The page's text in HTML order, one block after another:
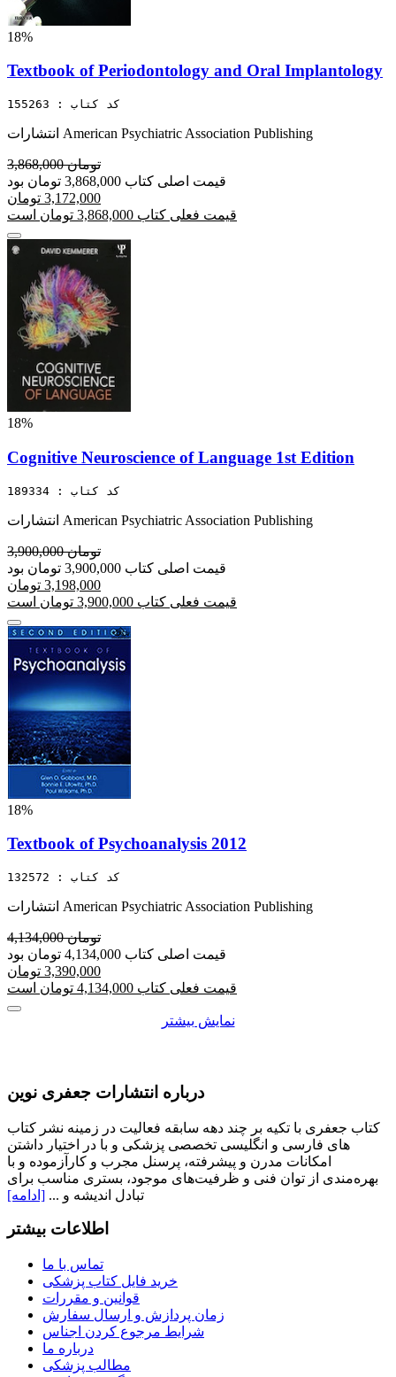
18%
Textbook of Periodontology and Oral Implantology
کد کتاب : 155263
انتشارات American Psychiatric Association Publishing
3,868,000 تومان
قیمت اصلی کتاب 3,868,000 تومان بود
3,172,000 تومان
قیمت فعلی کتاب 3,868,000 تومان است
18%
Cognitive Neuroscience of Language 1st Edition
کد کتاب : 189334
انتشارات American Psychiatric Association Publishing
3,900,000 تومان
قیمت اصلی کتاب 3,900,000 تومان بود
3,198,000 تومان
قیمت فعلی کتاب 3,900,000 تومان است
18%
Textbook of Psychoanalysis 2012
کد کتاب : 132572
انتشارات American Psychiatric Association Publishing
4,134,000 تومان
قیمت اصلی کتاب 4,134,000 تومان بود
3,390,000 تومان
قیمت فعلی کتاب 4,134,000 تومان است
نمایش بیشتر
درباره انتشارات جعفری نوین
کتاب جعفری با تکیه بر چند دهه سابقه فعالیت در زمینه نشر کتاب
های فارسی و انگلیسی تخصصی پزشکی و با در اختیار داشتن
امکانات مدرن و پیشرفته، پرسنل مجرب و کارآزموده و با
بهره‌مندی از توان فنی و ظرفیت‌های موجود، بستری مناسب برای
تبادل اندیشه و ... [ادامه]
اطلاعات بیشتر
تماس با ما
خرید فایل کتاب پزشکی
قوانین و مقررات
زمان پردازش و ارسال سفارش
شرایط مرجوع کردن اجناس
درباره ما
مطالب پزشکی